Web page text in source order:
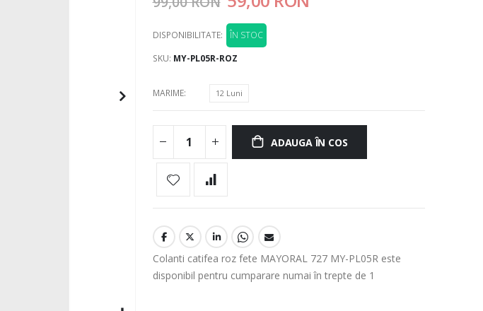
DISPONIBILITATE:
ÎN STOC
SKU MY-PL05R-ROZ
MARIME 12 Luni
ADAUGA ÎN COS
Colanti catifea roz fete MAYORAL 727 MY-PL05R este
disponibil pentru cumparare numai în trepte de 1